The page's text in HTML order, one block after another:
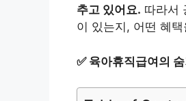
추고 있어요. 따라서
이 있는지, 어떤 혜
✅ 육아휴직급여의